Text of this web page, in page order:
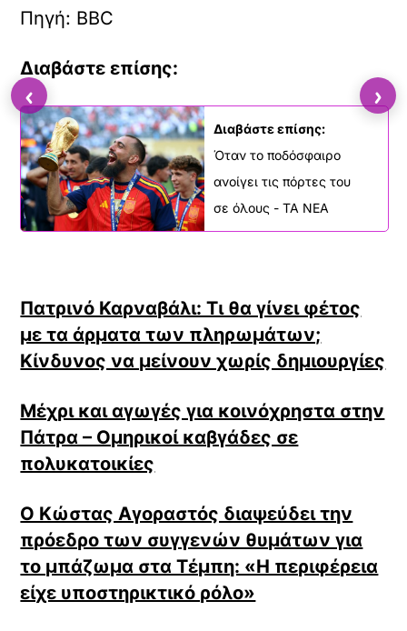
Πηγή: BBC
Διαβάστε επίσης:
Διαβάστε επίσης:
Όταν το ποδόσφαιρο
ανοίγει τις πόρτες του
σε όλους - ΤΑ ΝΕΑ
Πατρινό Καρναβάλι: Τι θα γίνει φέτος
με τα άρματα των πληρωμάτων;
Κίνδυνος να μείνουν χωρίς δημιουργίες
Μέχρι και αγωγές για κοινόχρηστα στην
Πάτρα – Ομηρικοί καβγάδες σε
πολυκατοικίες
Ο Κώστας Αγοραστός διαψεύδει την
πρόεδρο των συγγενών θυμάτων για
το μπάζωμα στα Τέμπη: «Η περιφέρεια
είχε υποστηρικτικό ρόλο»
‹ ›